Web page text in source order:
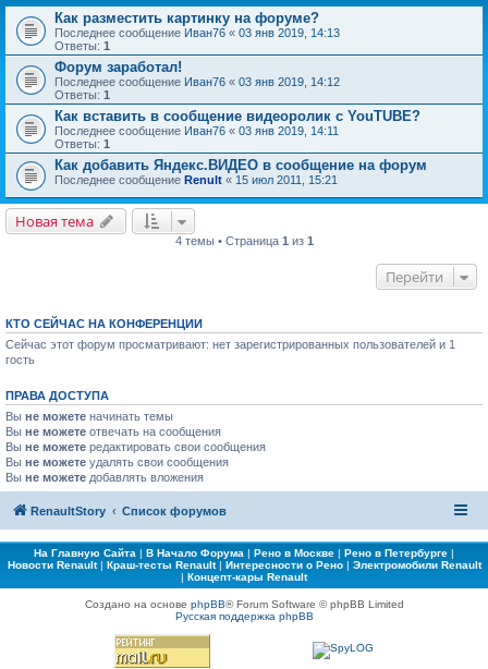
Как разместить картинку на форуме?
Последнее сообщение Иван76 « 03 янв 2019, 14:13
Ответы: 1
Форум заработал!
Последнее сообщение Иван76 « 03 янв 2019, 14:12
Ответы: 1
Как вставить в сообщение видеоролик с YouTUBE?
Последнее сообщение Иван76 « 03 янв 2019, 14:11
Ответы: 1
Как добавить Яндекс.ВИДЕО в сообщение на форум
Последнее сообщение Renult « 15 июл 2011, 15:21
Новая тема
4 темы • Страница 1 из 1
Перейти
КТО СЕЙЧАС НА КОНФЕРЕНЦИИ
Сейчас этот форум просматривают: нет зарегистрированных пользователей и 1
гость
ПРАВА ДОСТУПА
Вы не можете начинать темы
Вы не можете отвечать на сообщения
Вы не можете редактировать свои сообщения
Вы не можете удалять свои сообщения
Вы не можете добавлять вложения
RenaultStory Список форумов
На Главную Сайта | В Начало Форума | Рено в Москве | Рено в Петербурге |
Новости Renault| Краш-тесты Renault| Интересности о Рено| Электромобили Renault
| Концепт-кары Renault
Создано на основе phpBB® Forum Software © phpBB Limited
Русская поддержка phpBB